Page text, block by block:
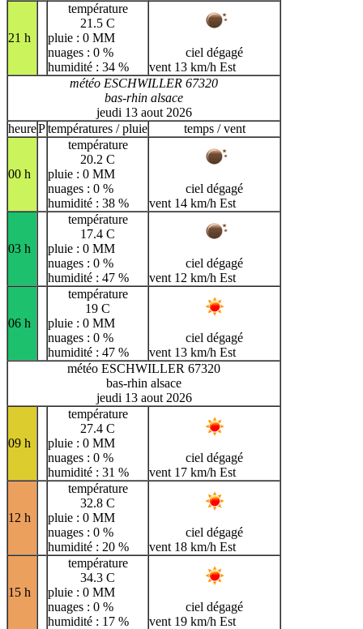
21 h
température
21.5 C
pluie : 0 MM
nuages : 0 %
humidité : 34 %
ciel dégagé
vent 13 km/h Est
météo ESCHWILLER 67320
bas-rhin alsace
jeudi 13 aout 2026
heurePtempératures / pluie temps / vent
00 h
température
20.2 C
pluie : 0 MM
nuages : 0 %
humidité : 38 %
ciel dégagé
vent 14 km/h Est
03 h
température
17.4 C
pluie : 0 MM
nuages : 0 %
humidité : 47 %
ciel dégagé
vent 12 km/h Est
06 h
température
19 C
pluie : 0 MM
nuages : 0 %
humidité : 47 %
ciel dégagé
vent 13 km/h Est
météo ESCHWILLER 67320
bas-rhin alsace
jeudi 13 aout 2026
09 h
température
27.4 C
pluie : 0 MM
nuages : 0 %
humidité : 31 %
ciel dégagé
vent 17 km/h Est
12 h
température
32.8 C
pluie : 0 MM
nuages : 0 %
humidité : 20 %
ciel dégagé
vent 18 km/h Est
15 h
température
34.3 C
pluie : 0 MM
nuages : 0 %
humidité : 17 %
ciel dégagé
vent 19 km/h Est